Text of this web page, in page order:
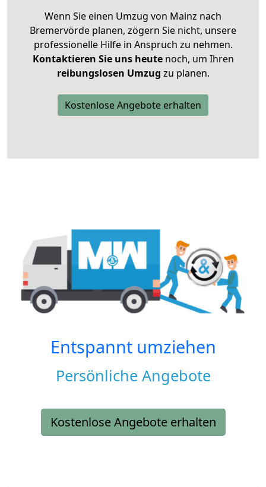
Wenn Sie einen Umzug von Mainz nach
Bremervörde planen, zögern Sie nicht, unsere
professionelle Hilfe in Anspruch zu nehmen.
Kontaktieren Sie uns heutenoch, um Ihren
reibungslosen Umzug zu planen.
Kostenlose Angebote erhalten
Entspannt umziehen
Persönliche Angebote
Kostenlose Angebote erhalten